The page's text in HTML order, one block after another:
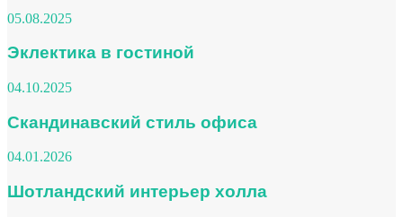
05.08.2025
Эклектика в гостиной
04.10.2025
Скандинавский стиль офиса
04.01.2026
Шотландский интерьер холла